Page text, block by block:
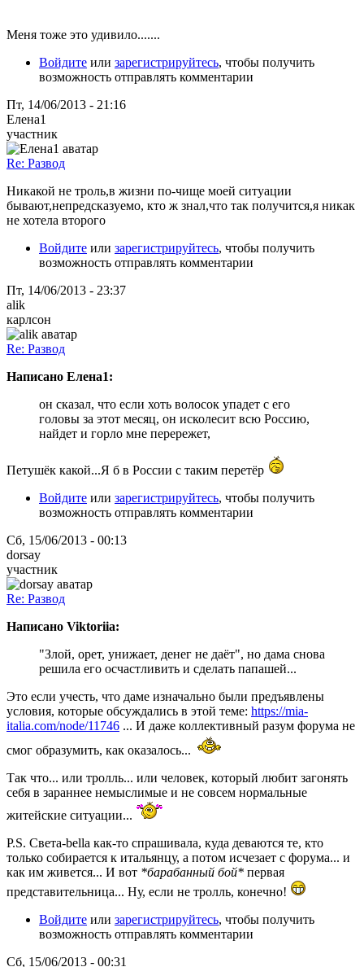
Меня тоже это удивило.......
Войдите или зарегистрируйтесь, чтобы получить
возможность отправлять комментарии
Пт, 14/06/2013 - 21:16
Елена1
участник
Re: Развод
Никакой не троль,в жизни по-чище моей ситуации
бывают,непредсказуемо, кто ж знал,что так получится,я никак
не хотела второго
Войдите или зарегистрируйтесь, чтобы получить
возможность отправлять комментарии
Пт, 14/06/2013 - 23:37
alik
карлсон
Re: Развод
Написано Елена1:
он сказал, что если хоть волосок упадет с его
головы за этот месяц, он исколесит всю Россию,
найдет и горло мне перережет,
Петушёк какой...Я б в России с таким перетёр
Войдите или зарегистрируйтесь, чтобы получить
возможность отправлять комментарии
Сб, 15/06/2013 - 00:13
dorsay
участник
Re: Развод
Написано Viktoriia:
"Злой, орет, унижает, денег не даёт", но дама снова
решила его осчастливить и сделать папашей...
Это если учесть, что даме изначально были предъявлены
условия, которые обсуждались в этой теме: https://mia-
italia.com/node/11746 ... И даже коллективный разум форума не
смог образумить, как оказалось...
Так что... или тролль... или человек, который любит загонять
себя в зараннее немыслимые и не совсем нормальные
житейские ситуации...
P.S. Света-bella как-то спрашивала, куда деваются те, кто
только собирается к итальянцу, а потом исчезает с форума... и
как им живется... И вот *барабанный бой* первая
представительница... Ну, если не тролль, конечно!
Войдите или зарегистрируйтесь, чтобы получить
возможность отправлять комментарии
Сб, 15/06/2013 - 00:31